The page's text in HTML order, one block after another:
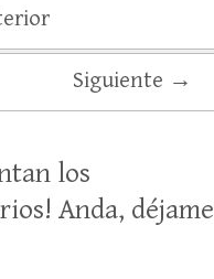
Siguiente →
los
Anda, déjame